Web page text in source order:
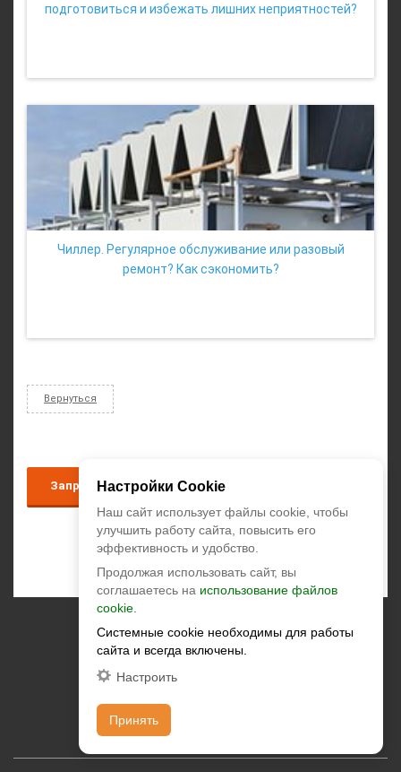
подготовиться и избежать лишних неприятностей?
Чиллер. Регулярное обслуживание или разовый
ремонт? Как сэкономить?
Вернуться
Запрос коммерческого предложения
+7 (495) 374-55-85
Москва,Кибальчича, д.2 корп.1
climatstar © 2026 All rights reserved
Настройки Cookie
Наш сайт использует файлы cookie, чтобы
улучшить работу сайта, повысить его
эффективность и удобство.
Продолжая использовать сайт, вы
соглашаетесь на использование файлов
cookie.
Системные cookie необходимы для работы
сайта и всегда включены.
Настроить
Принять